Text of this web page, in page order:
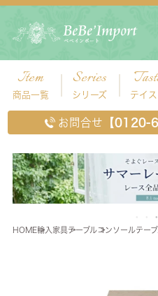
Item
商品一覧
Series
シリーズ テイス
お問合せ 【0120-
HOME輸入家具 テーブルコンソールテー